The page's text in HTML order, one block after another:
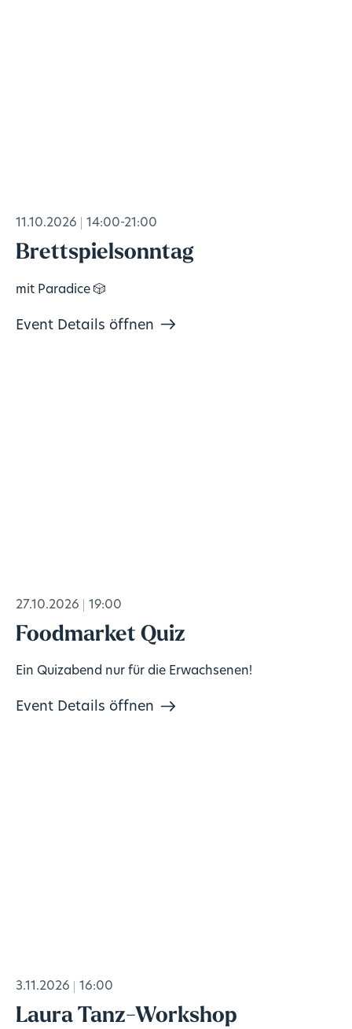
11.10.2026 14:00-21:00
Brettspielsonntag
mit Paradice 🎲
Event Details öffnen
27.10.2026 19:00
Foodmarket Quiz
Ein Quizabend nur für die Erwachsenen!
Event Details öffnen
3.11.2026 16:00
Laura Tanz-Workshop